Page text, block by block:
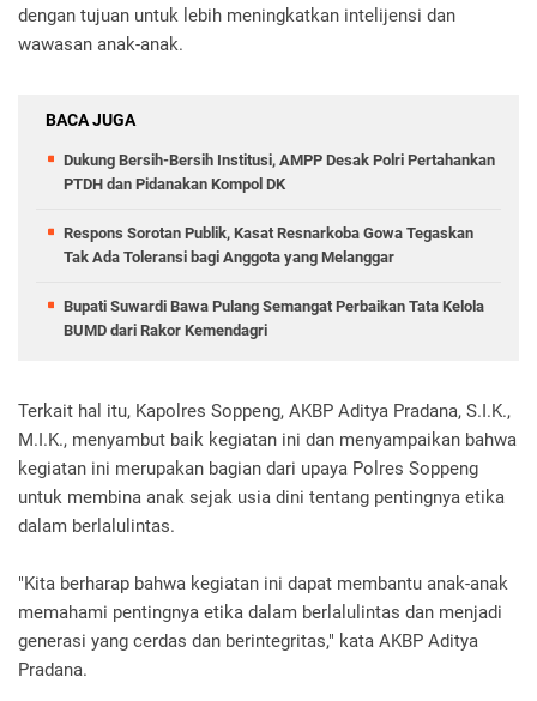
dengan tujuan untuk lebih meningkatkan intelijensi dan
wawasan anak-anak.
BACA JUGA
Dukung Bersih-Bersih Institusi, AMPP Desak Polri Pertahankan
PTDH dan Pidanakan Kompol DK
Respons Sorotan Publik, Kasat Resnarkoba Gowa Tegaskan
Tak Ada Toleransi bagi Anggota yang Melanggar
Bupati Suwardi Bawa Pulang Semangat Perbaikan Tata Kelola
BUMD dari Rakor Kemendagri
Terkait hal itu, Kapolres Soppeng, AKBP Aditya Pradana, S.I.K.,
M.I.K., menyambut baik kegiatan ini dan menyampaikan bahwa
kegiatan ini merupakan bagian dari upaya Polres Soppeng
untuk membina anak sejak usia dini tentang pentingnya etika
dalam berlalulintas.
"Kita berharap bahwa kegiatan ini dapat membantu anak-anak
memahami pentingnya etika dalam berlalulintas dan menjadi
generasi yang cerdas dan berintegritas," kata AKBP Aditya
Pradana.